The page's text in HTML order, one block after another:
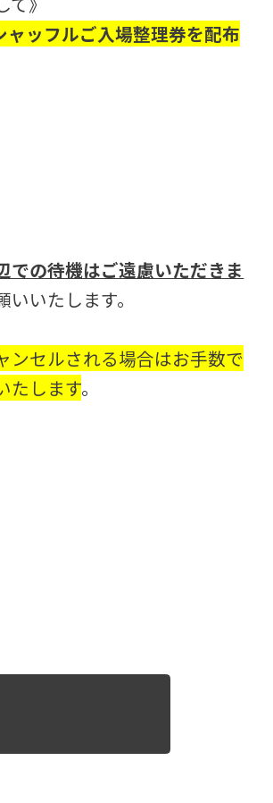
ャッフルご入場整理券を配布
での待機はご遠慮いただきま
いたします。
ンセルされる場合はお手数で
たします。